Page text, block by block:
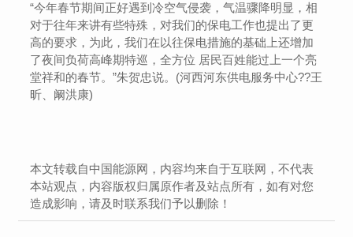
“今年春节期间正好遇到冷空气侵袭，气温骤降明显，相
对于往年来讲有些特殊，对我们的保电工作也提出了更
高的要求，为此，我们在以往保电措施的基础上还增加
了夜间负荷高峰期特巡，全方位 居民百姓能过上一个亮
堂祥和的春节。”朱贺忠说。(河西河东供电服务中心??王
昕、阚洪康)
本文转载自中国能源网，内容均来自于互联网，不代表
本站观点，内容版权归属原作者及站点所有，如有对您
造成影响，请及时联系我们予以删除！